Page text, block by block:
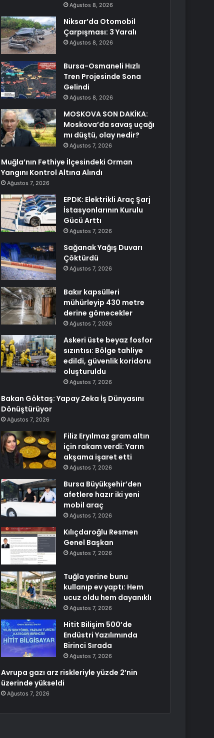
Ağustos 8, 2026
Niksar’da Otomobil
Çarpışması: 3 Yaralı
Ağustos 8, 2026
Bursa-Osmaneli Hızlı
Tren Projesinde Sona
Gelindi
Ağustos 8, 2026
MOSKOVA SON DAKİKA:
Moskova’da savaş uçağı
mı düştü, olay nedir?
Ağustos 7, 2026
Muğla’nın Fethiye İlçesindeki Orman
Yangını Kontrol Altına Alındı
Ağustos 7, 2026
EPDK: Elektrikli Araç Şarj
İstasyonlarının Kurulu
Gücü Arttı
Ağustos 7, 2026
Sağanak Yağış Duvarı
Çöktürdü
Ağustos 7, 2026
Bakır kapsülleri
mühürleyip 430 metre
derine gömecekler
Ağustos 7, 2026
Askeri üste beyaz fosfor
sızıntısı: Bölge tahliye
edildi, güvenlik koridoru
oluşturuldu
Ağustos 7, 2026
Bakan Göktaş: Yapay Zeka İş Dünyasını
Dönüştürüyor
Ağustos 7, 2026
Filiz Eryılmaz gram altın
için rakam verdi: Yarın
akşama işaret etti
Ağustos 7, 2026
Bursa Büyükşehir’den
afetlere hazır iki yeni
mobil araç
Ağustos 7, 2026
Kılıçdaroğlu Resmen
Genel Başkan
Ağustos 7, 2026
Tuğla yerine bunu
kullanıp ev yaptı: Hem
ucuz oldu hem dayanıklı
Ağustos 7, 2026
Hitit Bilişim 500’de
Endüstri Yazılımında
Birinci Sırada
Ağustos 7, 2026
Avrupa gazı arz riskleriyle yüzde 2’nin
üzerinde yükseldi
Ağustos 7, 2026